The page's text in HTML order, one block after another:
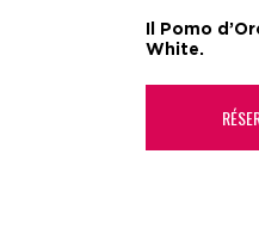
Il Pomo
White.